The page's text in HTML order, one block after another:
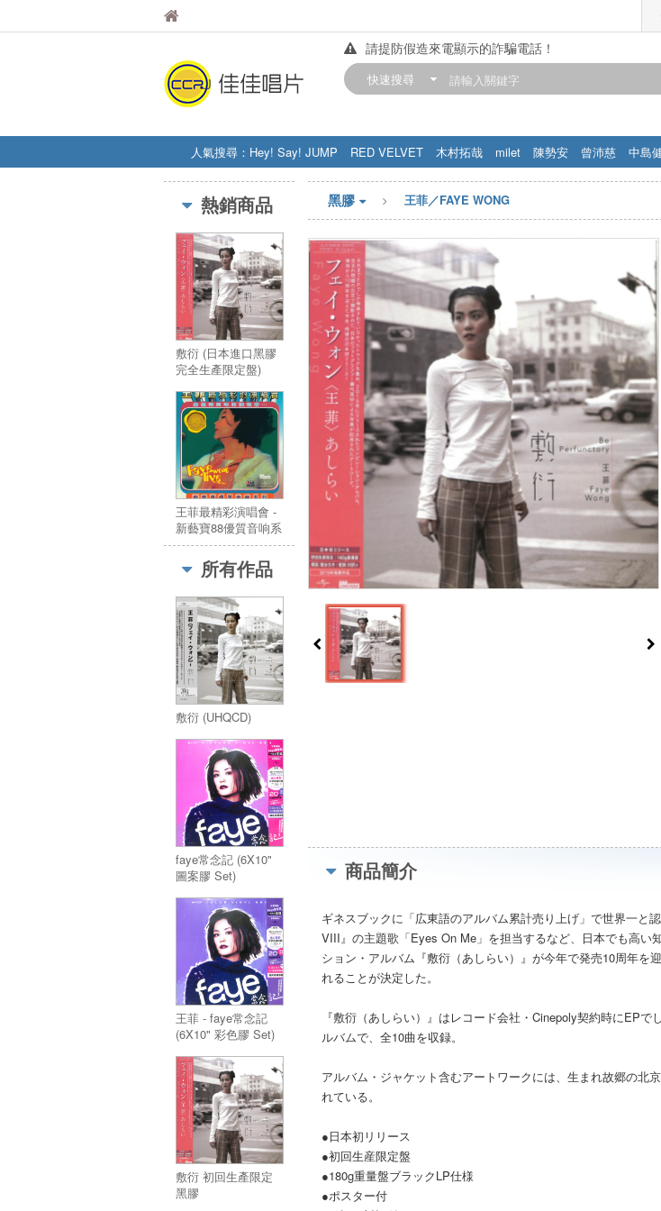
佳佳唱片
請提防假造來電顯示的詐騙電話！
【中華門市營業時間調整公告】
快速搜尋
人氣搜尋： Hey! Say! JUMP RED VELVET 木村拓哉 milet 陳勢安 曾沛慈
中島
STRAY KIDS
盧廣仲 周杰伦
熱銷商品
敷衍 (日本進口黑膠
完全生產限定盤)
王菲最精彩演唱會 -
新藝寶88優質音响系
列 (2CD)(復刻版)
所有作品
敷衍 (UHQCD)
faye常念記 (6X10"
圖案膠 Set)
王菲 - faye常念記
(6X10" 彩色膠 Set)
敷衍 初回生產限定
黑膠
黑膠 王菲／FAYE WONG
商品簡介
ギネスブックに「広東語のアルバム累計売り上げ」で世界一と
VIII』の主題歌「Eyes On Me」を担当するなど、日本でも高い
ション・アルバム『敷衍（あしらい）』が今年で発売10周年を
れることが決定した。
『敷衍（あしらい）』はレコード会社・Cinepoly契約時にEP
ルバムで、全10曲を収録。
アルバム・ジャケット含むアートワークには、生まれ故郷の北
れている。
●日本初リリース
●初回生産限定盤
●180g重量盤ブラックLP仕様
●ポスター付